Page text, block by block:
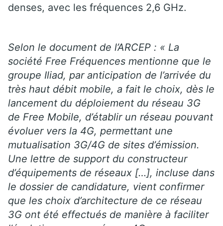
denses, avec les fréquences 2,6 GHz.
Selon le document de l’ARCEP : « La
société Free Fréquences mentionne que le
groupe Iliad, par anticipation de l’arrivée du
très haut débit mobile, a fait le choix, dès le
lancement du déploiement du réseau 3G
de Free Mobile, d’établir un réseau pouvant
évoluer vers la 4G, permettant une
mutualisation 3G/4G de sites d’émission.
Une lettre de support du constructeur
d’équipements de réseaux […], incluse dans
le dossier de candidature, vient confirmer
que les choix d’architecture de ce réseau
3G ont été effectués de manière à faciliter